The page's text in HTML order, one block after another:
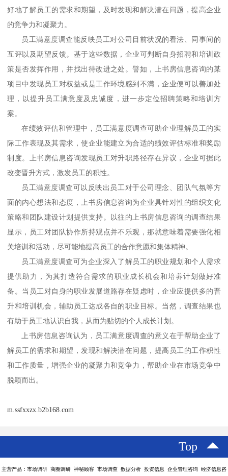
好地了解员工的需求和期望，及时发现和解决潜在问题，提高企业
的竞争力和凝聚力。
员工满意度调查能反映员工对公司目前状况的看法、同事间的
互评以及期望反馈。基于这些数据，企业可判断自身招聘和培训政
策是否发挥作用，并找出待改进之处。譬如， 上书房信息咨询的某
项目中 发现员工对权益或是工作环境感到不满，企业便可以善加处
理，以提升员工满意度及忠诚度 ， 进一步定位招聘策略和培训方
案。
在绩效评估和管理中，员工满意度调查可助企业理解员工的实
际工作表现及其需求，使企业能建立为合适的绩效评估标准和奖励
制度。 上书房信息咨询发现员工对升职路径存在异议，企业可据此
改变晋升方式，激发员工的积性。
员工满意度调查可以反映出员工对于公司理念、团队气氛等方
面的内心想法和态度，上书房信息咨询为企业具针对性的组织文化
策略和团队建设计划提供支持。
以往的上书房信息咨询的调查结果
显示 ， 员工对团队协作所持观点并不乐观，那就意味着需要强化相
关培训和活动，尽可能地提高员工的合作意愿和集体精神。
员工满意度调查可为企业深入了解员工的职业规划和个人需求
提供助力，为其打造符合需求的职业成长机会和培养计划做好准
备。当员工对自身的职业发展道路存在疑虑时，企业应提供多的晋
升和培训机会，辅助员工达成各自的职业目标。当然，调查结果也
有助于员工地认识自我，从而为贴切的个人成长计划。
上书房信息咨询认为， 员工满意度调查的意义在于帮助企业了
解员工的需求和期望，发现和解决潜在问题，提高员工的工作积性
和工作质量，增强企业的凝聚力和竞争力 ，帮助企业在市场竞争中
脱颖而出。
m.ssfxxzx.b2b168.com
Top
主营产品：市场调研 商圈调研 神秘顾客 市场调查 数据分析 投资信息 企业管理咨询 经济信息咨